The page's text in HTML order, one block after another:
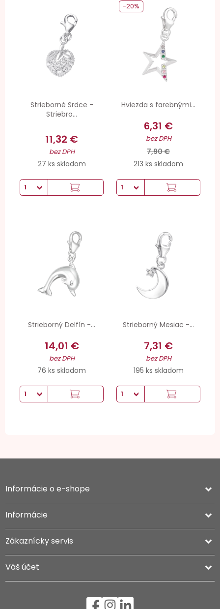
Strieborné Srdce -
Striebro...
11,32 €
bez DPH
27 ks skladom
Hviezda s farebnými...
6,31 €
bez DPH
7,90 €
213 ks skladom
-20%
Strieborný Delfín -...
14,01 €
bez DPH
76 ks skladom
Strieborný Mesiac -...
7,31 €
bez DPH
195 ks skladom
Informácie o e-shope keyboard_arrow_down
Informácie 
Zákaznícky servis 
Váš účet 